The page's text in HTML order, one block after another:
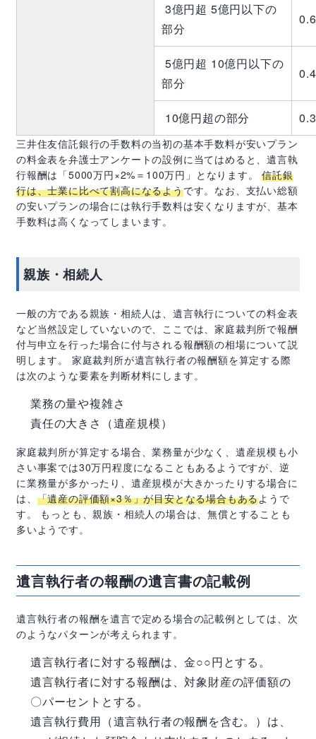
3億円超 5億円以下の
部分
5億円超 10億円以下の
部分
10億円超の部分
三井住友信託銀行の手数料の当初の基本手数料が安いプラン
の料金表を弁護士アンケートの設例に当てはめると、遺言執
行報酬は「5000万円×2% ＝ 100万円」となります。信託銀
行は、士業に比べて割高になるようです。なお、支払い総額
の安いプランの場合には執行手数料は安くなりますが、基本
手数料は高くなってしまいます。
親族・相続人
一般の方である親族・相続人は、遺言執行についての料金表
など当然設定していないので、ここでは、家庭裁判所で報酬
付与申立を行った場合に付与される報酬額の相場について説
明します。 家庭裁判所が遺言執行者の報酬額を算定する際
は次のような要素を判断材料にします。
業務の量や複雑さ
責任の大きさ（遺産規模）
家庭裁判所が算定する場合、業務量が少なく、遺産規模も小
さい事案では30万円程度になることもあるようですが、逆
に業務量が多かったり、遺産規模が大きかったりする場合に
は、 「遺産の評価額×3％」が目安となる場合もあるようで
す。 もっとも、親族・相続人の場合は、無償とすることも
多いようです。
遺言執行者の報酬の遺言書の記載例
遺言執行者の報酬を遺言で定める場合の記載例としては、次
のようなパターンが考えられます。
遺言執行者に対する報酬は、金○○円とする。
遺言執行者に対する報酬は、対象財産の評価額の
〇パーセントとする。
遺言執行費用（遺言執行者の報酬を含む。）は、